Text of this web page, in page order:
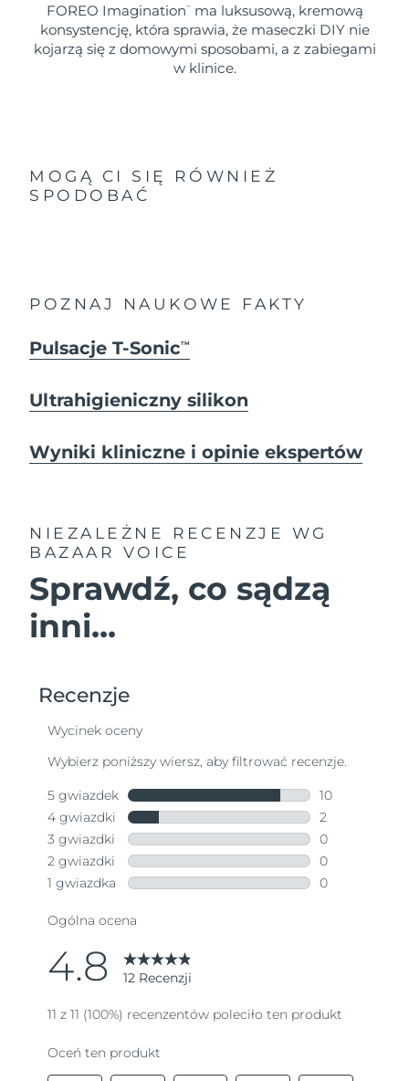
FOREO Imagination ™
ma luksusową, kremową
konsystencję, która sprawia, że maseczki DIY nie
kojarzą się z domowymi sposobami, a z zabiegami
w klinice.
MOGĄ CI SIĘ RÓWNIEŻ
SPODOBAĆ
POZNAJ NAUKOWE FAKTY
Pulsacje T-SonicTM
Ultrahigieniczny silikon
Wyniki kliniczne i opinie ekspertów
NIEZALEŻNE RECENZJE
WG
BAZAAR VOICE
Sprawdź, co sądzą
inni...